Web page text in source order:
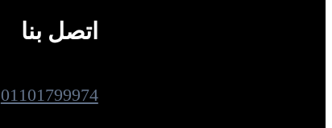
اتصل بنا
01101799974